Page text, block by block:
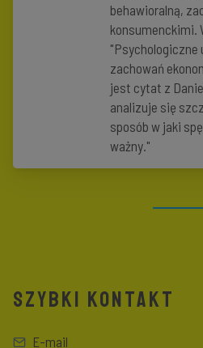
behawioralną,
konsumenckimi.
"Psychologiczne
zachowań
jest cytat z
analizuje się
sposób w jaki
ważny."
SZYBKI KONTAKT
E-mail